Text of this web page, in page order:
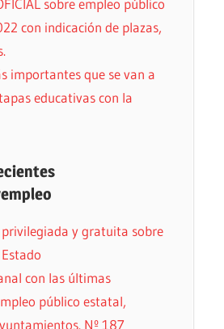
sobre empleo público
con indicación de plazas,
importantes que se van a
educativas con la
y gratuita sobre
con las últimas
público estatal,
Nº 187